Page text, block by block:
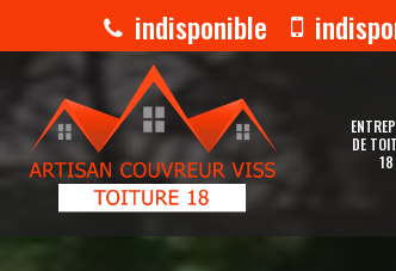
indisponible
DE
18